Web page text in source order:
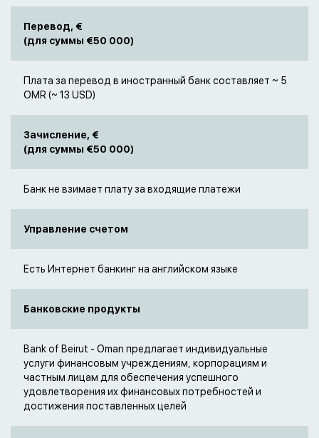
Перевод, €
(для суммы €50 000)
Плата за перевод в иностранный банк составляет ~ 5
OMR (~ 13 USD)
Зачисление, €
(для суммы €50 000)
Банк не взимает плату за входящие платежи
Управление счетом
Есть Интернет банкинг на английском языке
Банковские продукты
Bank of Beirut - Oman предлагает индивидуальные
услуги финансовым учреждениям, корпорациям и
частным лицам для обеспечения успешного
удовлетворения их финансовых потребностей и
достижения поставленных целей